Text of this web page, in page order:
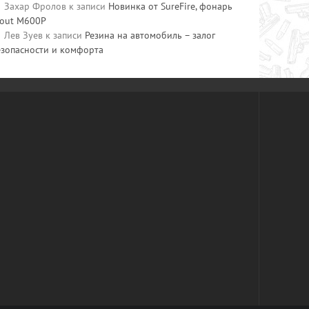
Захар Фролов к записи Новинка от SureFire, фонарь
M600P
Лев Зуев к записи Резина на автомобиль – залог
и комфорта